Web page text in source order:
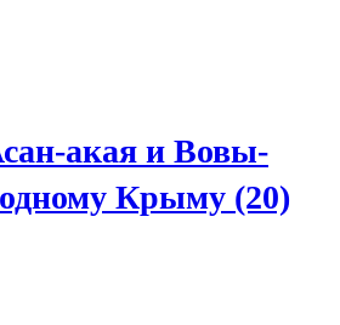
акая и Вовы-
Крыму (20)